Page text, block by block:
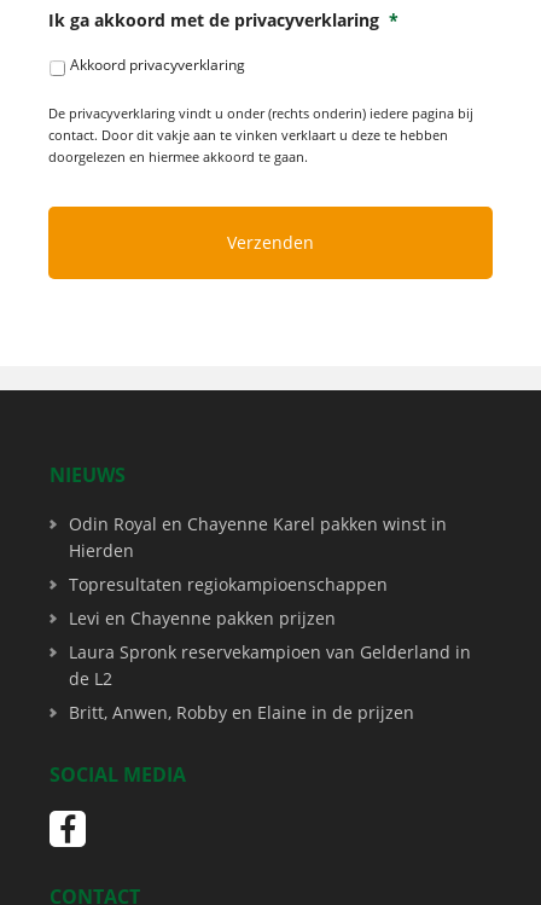
Ik ga akkoord met de privacyverklaring *
Akkoord privacyverklaring
De privacyverklaring vindt u onder (rechts onderin) iedere pagina bij
contact. Door dit vakje aan te vinken verklaart u deze te hebben
doorgelezen en hiermee akkoord te gaan.
NIEUWS
Odin Royal en Chayenne Karel pakken winst in
Hierden
Topresultaten regiokampioenschappen
Levi en Chayenne pakken prijzen
Laura Spronk reservekampioen van Gelderland in
de L2
Britt, Anwen, Robby en Elaine in de prijzen
SOCIAL MEDIA
CONTACT